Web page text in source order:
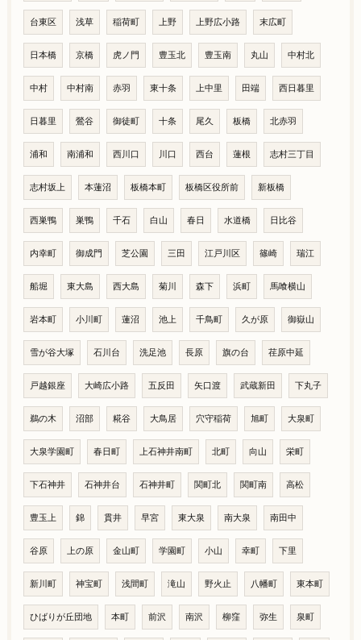
台東区 浅草 稲荷町 上野 上野広小路 末広町
日本橋 京橋 虎ノ門 豊玉北 豊玉南 丸山 中村北
中村 中村南 赤羽 東十条 上中里 田端 西日暮里
日暮里 鶯谷 御徒町 十条 尾久 板橋 北赤羽
浦和 南浦和 西川口 川口 西台 蓮根 志村三丁目
志村坂上 本蓮沼 板橋本町 板橋区役所前 新板橋
西巣鴨 巣鴨 千石 白山 春日 水道橋 日比谷
内幸町 御成門 芝公園 三田 江戸川区 篠崎 瑞江
船堀 東大島 西大島 菊川 森下 浜町 馬喰横山
岩本町 小川町 蓮沼 池上 千鳥町 久が原 御嶽山
雪が谷大塚 石川台 洗足池 長原 旗の台 荏原中延
戸越銀座 大崎広小路 五反田 矢口渡 武蔵新田 下丸子
鵜の木 沼部 糀谷 大鳥居 穴守稲荷 旭町 大泉町
大泉学園町 春日町 上石神井南町 北町 向山 栄町
下石神井 石神井台 石神井町 関町北 関町南 高松
豊玉上 錦 貫井 早宮 東大泉 南大泉 南田中
谷原 上の原 金山町 学園町 小山 幸町 下里
新川町 神宝町 浅間町 滝山 野火止 八幡町 東本町
ひばりが丘団地 本町 前沢 南沢 柳窪 弥生 泉町